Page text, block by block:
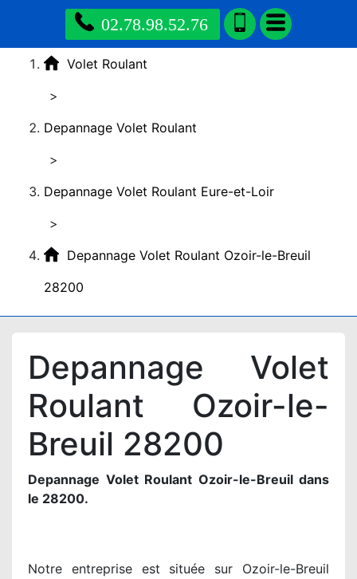
02.78.98.52.76
Volet Roulant
>
Depannage Volet Roulant
>
Depannage Volet Roulant Eure-et-Loir
>
Depannage Volet Roulant Ozoir-le-Breuil
28200
Depannage Volet
Roulant Ozoir-le-
Breuil 28200
Depannage Volet Roulant Ozoir-le-Breuil dans
le 28200.
Notre entreprise est située sur Ozoir-le-Breuil